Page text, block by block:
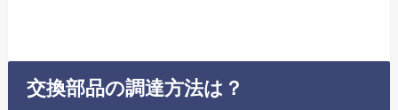
交換部品の調達方法は？